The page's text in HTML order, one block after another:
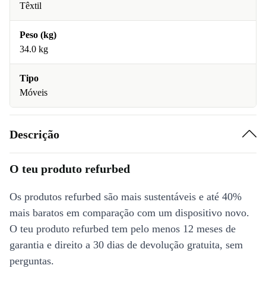
Têxtil
Peso (kg)
34.0 kg
Tipo
Móveis
Descrição
O teu produto refurbed
Os produtos refurbed são mais sustentáveis e até 40%
mais baratos em comparação com um dispositivo novo.
O teu produto refurbed tem pelo menos 12 meses de
garantia e direito a 30 dias de devolução gratuita, sem
perguntas.